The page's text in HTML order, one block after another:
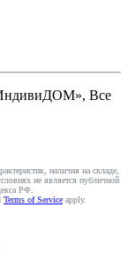
Все
наличия на складе,
не является публичной
РФ.
Terms of Service apply.